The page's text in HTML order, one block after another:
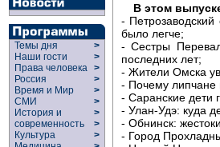
Темы дня
>
Наши гости
>
Права человека >
Россия
>
Время и Мир
>
СМИ
>
История и
современность
>
>
Культура
>
В этом
- Петрозаводский
было легче;
- Сестры
последних лет;
- Жители Омска
- Почему липчане
- Саранские дети
- Улан-Удэ: куда
- Обнинск:
- Город